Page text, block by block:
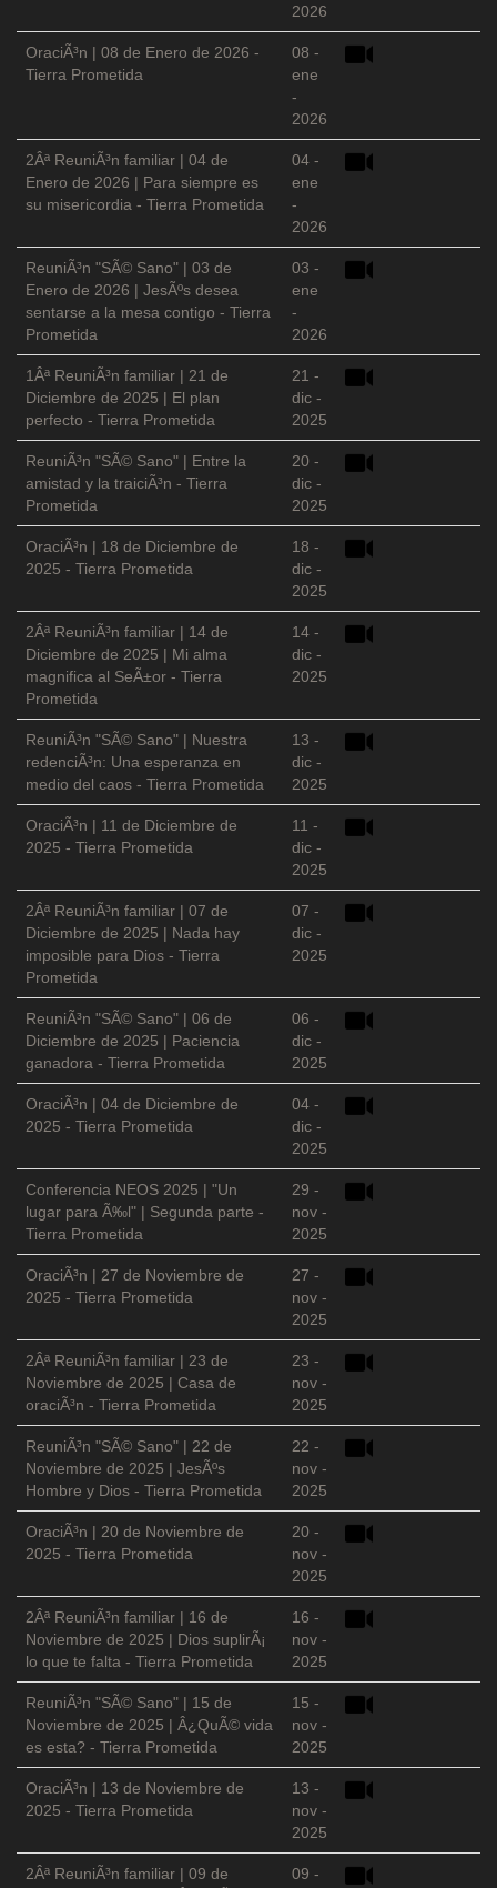
2026
OraciÃ³n | 08 de Enero de 2026 -
Tierra Prometida
08 -
ene
-
2026
2Âª ReuniÃ³n familiar | 04 de
Enero de 2026 | Para siempre es
su misericordia - Tierra Prometida
04 -
ene
-
2026
ReuniÃ³n "SÃ© Sano" | 03 de
Enero de 2026 | JesÃºs desea
sentarse a la mesa contigo - Tierra
Prometida
03 -
ene
-
2026
1Âª ReuniÃ³n familiar | 21 de
Diciembre de 2025 | El plan
perfecto - Tierra Prometida
21 -
dic -
2025
ReuniÃ³n "SÃ© Sano" | Entre la
amistad y la traiciÃ³n - Tierra
Prometida
20 -
dic -
2025
OraciÃ³n | 18 de Diciembre de
2025 - Tierra Prometida
18 -
dic -
2025
2Âª ReuniÃ³n familiar | 14 de
Diciembre de 2025 | Mi alma
magnifica al SeÃ±or - Tierra
Prometida
14 -
dic -
2025
ReuniÃ³n "SÃ© Sano" | Nuestra
redenciÃ³n: Una esperanza en
medio del caos - Tierra Prometida
13 -
dic -
2025
OraciÃ³n | 11 de Diciembre de
2025 - Tierra Prometida
11 -
dic -
2025
2Âª ReuniÃ³n familiar | 07 de
Diciembre de 2025 | Nada hay
imposible para Dios - Tierra
Prometida
07 -
dic -
2025
ReuniÃ³n "SÃ© Sano" | 06 de
Diciembre de 2025 | Paciencia
ganadora - Tierra Prometida
06 -
dic -
2025
OraciÃ³n | 04 de Diciembre de
2025 - Tierra Prometida
04 -
dic -
2025
Conferencia NEOS 2025 | "Un
lugar para Ã‰l" | Segunda parte -
Tierra Prometida
29 -
nov -
2025
OraciÃ³n | 27 de Noviembre de
2025 - Tierra Prometida
27 -
nov -
2025
2Âª ReuniÃ³n familiar | 23 de
Noviembre de 2025 | Casa de
oraciÃ³n - Tierra Prometida
23 -
nov -
2025
ReuniÃ³n "SÃ© Sano" | 22 de
Noviembre de 2025 | JesÃºs
Hombre y Dios - Tierra Prometida
22 -
nov -
2025
OraciÃ³n | 20 de Noviembre de
2025 - Tierra Prometida
20 -
nov -
2025
2Âª ReuniÃ³n familiar | 16 de
Noviembre de 2025 | Dios suplirÃ¡
lo que te falta - Tierra Prometida
16 -
nov -
2025
ReuniÃ³n "SÃ© Sano" | 15 de
Noviembre de 2025 | Â¿QuÃ© vida
es esta? - Tierra Prometida
15 -
nov -
2025
OraciÃ³n | 13 de Noviembre de
2025 - Tierra Prometida
13 -
nov -
2025
2Âª ReuniÃ³n familiar | 09 de
09 -